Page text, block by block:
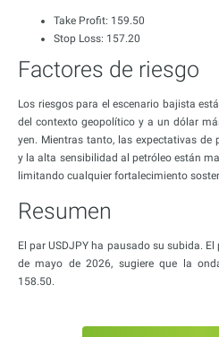
Take Profit: 159.50
Stop Loss: 157.20
Factores de riesgo
Los riesgos para el escenario bajista
del contexto geopolítico y a un dólar
yen. Mientras tanto, las expectativas de
y la alta sensibilidad al petróleo están
limitando cualquier fortalecimiento
Resumen
El par USDJPY ha pausado su subida.
de mayo de 2026, sugiere que la
158.50.